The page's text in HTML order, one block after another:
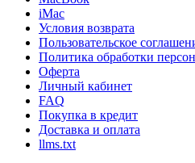
iMac
Условия возврата
Пользовательское
Политика обработки
Оферта
Личный кабинет
FAQ
Покупка в кредит
Доставка и оплата
llms.txt